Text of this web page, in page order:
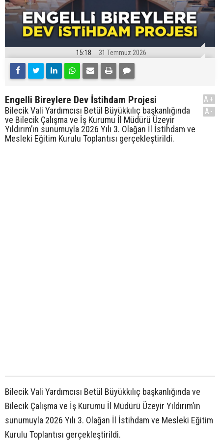
15:18 31 Temmuz 2026
Engelli Bireylere Dev İstihdam Projesi
Bilecik Vali Yardımcısı Betül Büyükkılıç başkanlığında
ve Bilecik Çalışma ve İş Kurumu İl Müdürü Üzeyir
Yıldırım’ın sunumuyla 2026 Yılı 3. Olağan İl İstihdam ve
Mesleki Eğitim Kurulu Toplantısı gerçekleştirildi.
A+
A-
Bilecik Vali Yardımcısı Betül Büyükkılıç başkanlığında ve
Bilecik Çalışma ve İş Kurumu İl Müdürü Üzeyir Yıldırım’ın
sunumuyla 2026 Yılı 3. Olağan İl İstihdam ve Mesleki Eğitim
Kurulu Toplantısı gerçekleştirildi.